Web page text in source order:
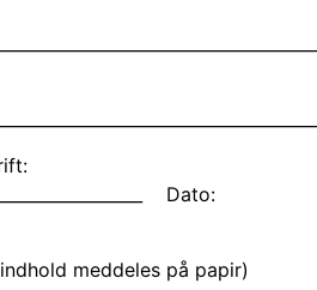
Dato:
meddeles på papir)